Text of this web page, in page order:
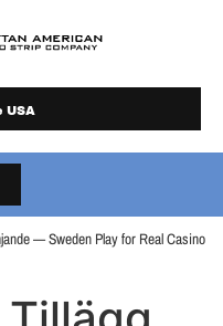
USA
— Sweden Play for Real Casino